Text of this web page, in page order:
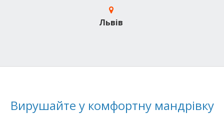
Львів
Вирушайте у комфортну мандрівку